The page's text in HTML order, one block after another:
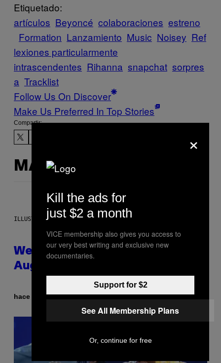
Etiquetado:
artículos Beyoncé colaboraciones estreno
Formation Lanzamiento Music Noisey Ref
lexiones particularmente
intrascendentes Rihanna snapchat sorpres
a Tracklist
Follow Us On Discover
Make Us Preferred In Top Stories
Compartir:
MÁS DE LO MISMO
ILLUSTRATION BY REESA
Weekly Horoscope: August 9-
August 15
hace 3 horasPor
×
Kill the ads for
just $2 a month
VICE membership also gives you access to
our very best writing and exclusive new
documentaries.
Support for $2
See All Membership Plans
Or, continue for free